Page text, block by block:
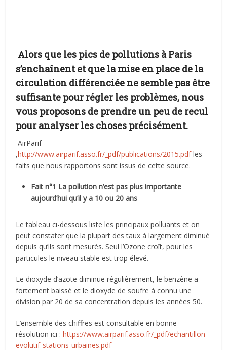
Alors que les pics de pollutions à Paris
s’enchaînent et que la mise en place de la
circulation différenciée ne semble pas être
suffisante pour régler les problèmes, nous
vous proposons de prendre un peu de recul
pour analyser les choses précisément.
AirParif
,http://www.airparif.asso.fr/_pdf/publications/2015.pdfles
faits que nous rapportons sont issus de cette source.
Fait n°1 La pollution n’est pas plus importante
aujourd’hui qu’il y a 10 ou 20 ans
Le tableau ci-dessous liste les principaux polluants et on
peut constater que la plupart des taux à largement diminué
depuis qu’ils sont mesurés. Seul l’Ozone croît, pour les
particules le niveau stable est trop élevé.
Le dioxyde d’azote diminue régulièrement, le benzène a
fortement baissé et le dioxyde de soufre à connu une
division par 20 de sa concentration depuis les années 50.
L’ensemble des chiffres est consultable en bonne
résolution ici :https://www.airparif.asso.fr/_pdf/echantillon-
evolutif-stations-urbaines.pdf